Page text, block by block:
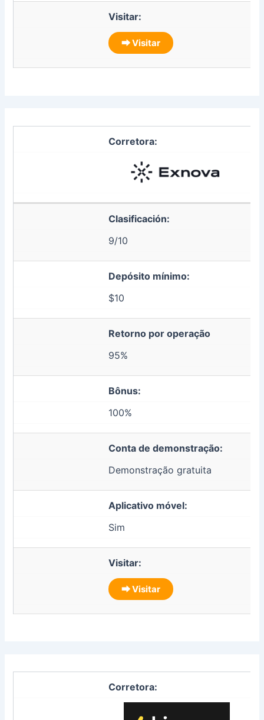
Visitar:
⮕ Visitar
Corretora:
Clasificación:
9/10
Depósito mínimo:
$10
Retorno por operação
95%
Bônus:
100%
Conta de demonstração:
Demonstração gratuita
Aplicativo móvel:
Sim
Visitar:
⮕ Visitar
Corretora: